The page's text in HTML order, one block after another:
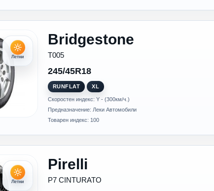
Летни
Bridgestone
T005
245/45R18
RUNFLAT XL
Скоростен индекс: Y - (300км/ч.)
Предназначение: Леки Автомобили
Товарен индекс: 100
Летни
Pirelli
P7 CINTURATO